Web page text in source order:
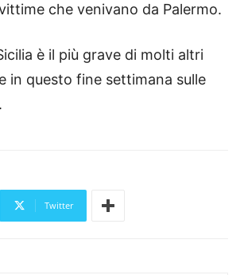
che venivano da Palermo.
è il più grave di molti altri
in questo fine settimana sulle
Twitter